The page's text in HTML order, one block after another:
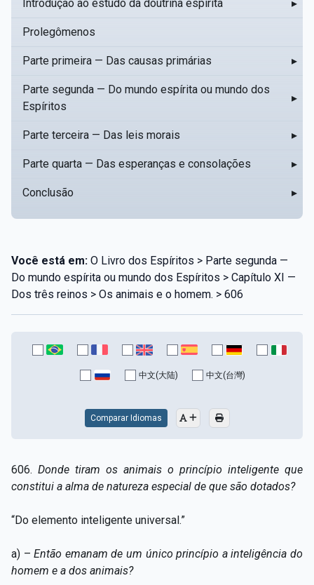
Introdução ao estudo da doutrina espírita ▸
Prolegômenos
Parte primeira — Das causas primárias ▸
Parte segunda — Do mundo espírita ou mundo dos
Espíritos
▸
Parte terceira — Das leis morais ▸
Parte quarta — Das esperanças e consolações ▸
Conclusão ▸
Você está em: O Livro dos Espíritos > Parte segunda —
Do mundo espírita ou mundo dos Espíritos > Capítulo XI —
Dos três reinos > Os animais e o homem. > 606
中文(大陆) 中文(台灣)
Comparar Idiomas
606. Donde tiram os animais o princípio inteligente que
constitui a alma de natureza especial de que são dotados?
“Do elemento inteligente universal.”
a) –Então emanam de um único princípio a inteligência do
homem e a dos animais?